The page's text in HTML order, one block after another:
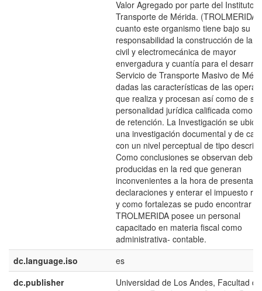
Valor Agregado por parte del Instituto
Transporte de Mérida.
cuanto este organismo tiene bajo su
responsabilidad la construcción de la
civil y electromecánica de mayor
envergadura y cuantía para el
Servicio de Transporte Masivo de
dadas las características de las
que realiza y procesan así como de su
personalidad jurídica calificada como
de retención. La Investigación se
una investigación documental y de
con un nivel perceptual de tipo
Como conclusiones se observan
producidas en la red que generan
inconvenientes a la hora de presentar
declaraciones y enterar el impuesto
y como fortalezas se pudo encontrar
TROLMERIDA posee un personal
capacitado en materia fiscal como
administrativa- contable.
dc.language.iso
es
dc.publisher
Universidad de Los Andes, Facultad de